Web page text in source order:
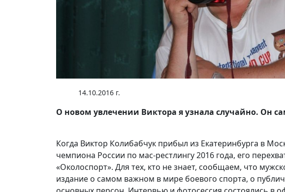
14.10.2016 г.
О новом увлечении Виктора я узнала случайно. Он
Когда Виктор Колибабчук прибыл из Екатеринбурга в
чемпиона России по мас-рестлингу 2016 года, его
«Околоспорт». Для тех, кто не знает, сообщаем, что
издание о самом важном в мире боевого спорта, о